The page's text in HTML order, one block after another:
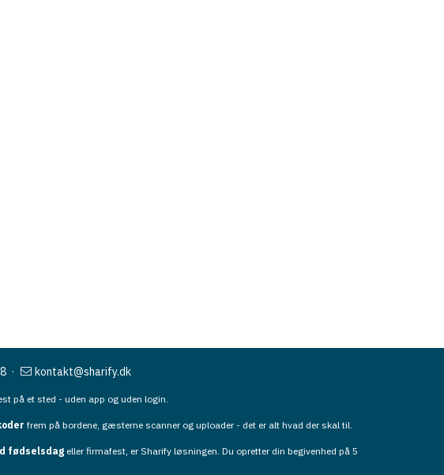
· kontakt@sharify.dk
på et sted - uden app og uden login.
frem på bordene, gæsterne scanner og uploader - det er alt hvad der skal til.
fødselsdag eller firmafest, er Sharify løsningen. Du opretter din begivenhed på 5